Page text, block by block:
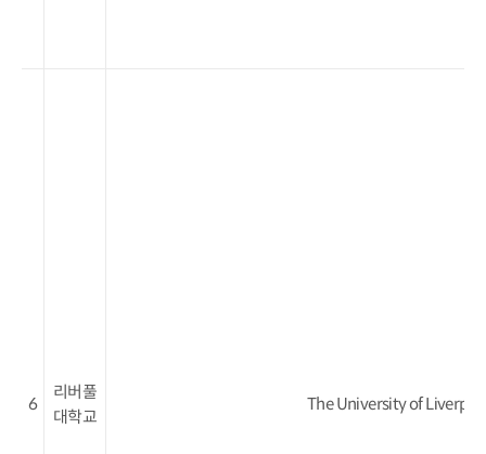
6
리버풀
대학교
The University of